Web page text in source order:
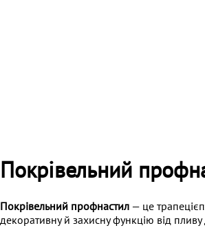
Покрівельний
Покрівельний профнастил — це
декоративну й захисну функцію від пливу